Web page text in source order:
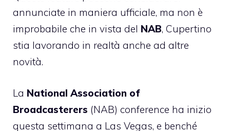
annunciate in maniera ufficiale, ma non è
improbabile che in vista del NAB, Cupertino
stia lavorando in realtà anche ad altre
novità.
La National Association of
Broadcasterers (NAB) conference ha inizio
questa settimana a Las Vegas, e benché